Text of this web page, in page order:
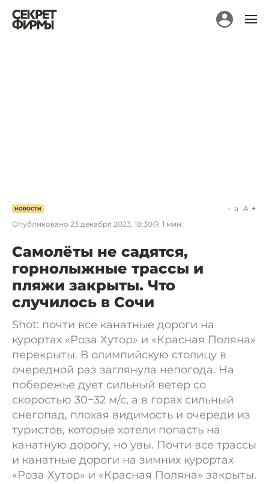
НОВОСТИ
Опубликовано 23 декабря 2023, 18:30 1 мин.
a A
Самолёты не садятся,
горнолыжные трассы и
пляжи закрыты. Что
случилось в Сочи
Shot: почти все канатные дороги на
курортах «Роза Хутор» и «Красная Поляна»
перекрыты. В олимпийскую столицу в
очередной раз заглянула непогода. На
побережье дует сильный ветер со
скоростью 30−32 м/с, а в горах сильный
снегопад, плохая видимость и очереди из
туристов, которые хотели попасть на
канатную дорогу, но увы. Почти все трассы
и канатные дороги на зимних курортах
«Роза Хутор» и «Красная Поляна» закрыты.